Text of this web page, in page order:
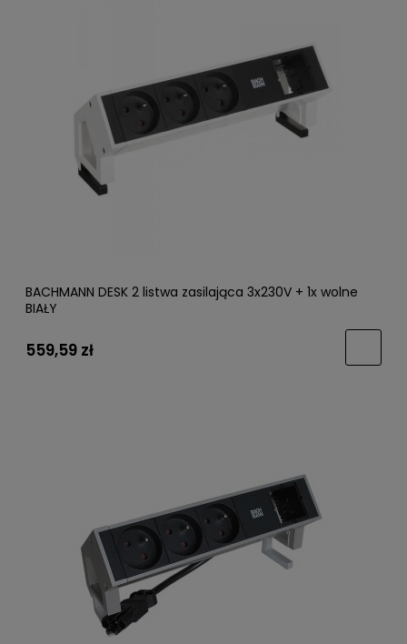
BACHMANN DESK 2 listwa zasilająca 3x230V + 1x wolne
BIAŁY
559,59 zł